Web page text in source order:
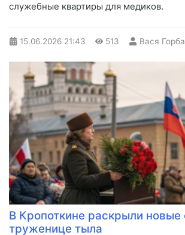
служебные квартиры для медиков.
15.06.2026 21:43 513 Вася
В Кропоткине раскрыли новые
труженице тыла